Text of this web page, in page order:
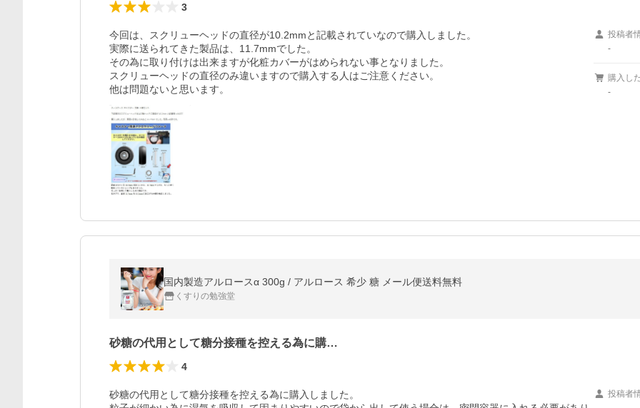
3
今回は、スクリューヘッドの直径が10.2mmと記載されていなので購入しました。
実際に送られてきた製品は、11.7mmでした。
その為に取り付けは出来ますが化粧カバーがはめられない事となりました。
スクリューヘッドの直径のみ違いますので購入する人はご注意ください。
他は問題ないと思います。
投稿者
-
購入し
-
国内製造アルロースα 300g / アルロース 希少 糖 メール便送料無料
くすりの勉強堂
砂糖の代用として糖分接種を控える為に購…
4
砂糖の代用として糖分接種を控える為に購入しました。
投稿者